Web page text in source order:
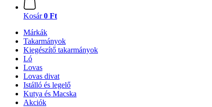
Kosár 0 Ft
Márkák
Takarmányok
Kiegészítő takarmányok
Ló
Lovas
Lovas divat
Istálló és legelő
Kutya és Macska
Akciók